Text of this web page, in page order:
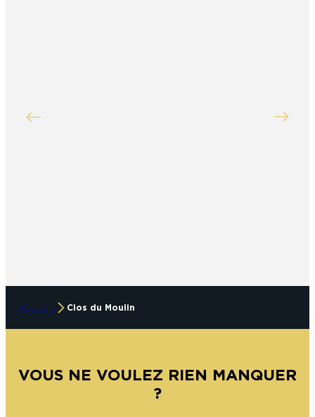
ACCUEIL Clos du Moulin
VOUS NE VOULEZ RIEN MANQUER
?